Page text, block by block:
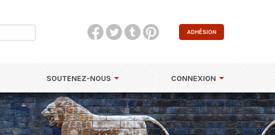
ADHÉSION
SOUTENEZ-NOUS CONNEXION